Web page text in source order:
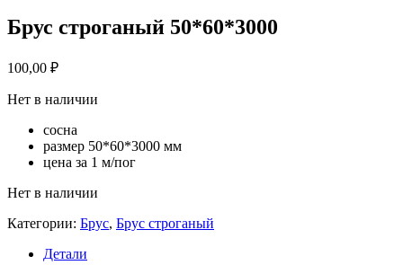
Брус строганый 50*60*3000
100,00 ₽
Нет в наличии
сосна
размер 50*60*3000 мм
цена за 1 м/пог
Нет в наличии
Категории: Брус, Брус строганый
Детали